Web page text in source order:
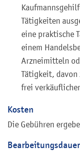
Tätigkeiten
eine praktische
einem
Arzneimitteln
Tätigkeit,
frei
Kosten
Die Gebühren
Bearbeitungsdauer